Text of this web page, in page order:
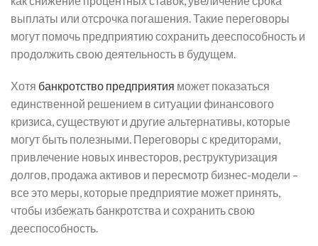
выплаты или отсрочка погашения. Такие переговоры
могут помочь предприятию сохранить дееспособность и
продолжить свою деятельность в будущем.
Хотя банкротство предприятия может показаться
единственной решением в ситуации финансового
кризиса, существуют и другие альтернативы, которые
могут быть полезными. Переговоры с кредиторами,
привлечение новых инвесторов, реструктуризация
долгов, продажа активов и пересмотр бизнес-модели –
все это меры, которые предприятие может принять,
чтобы избежать банкротства и сохранить свою
дееспособность.